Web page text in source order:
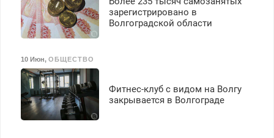
зарегистрировано в
Волгоградской области
10 Июн, ОБЩЕСТВО
Фитнес-клуб с видом на Волгу
закрывается в Волгограде